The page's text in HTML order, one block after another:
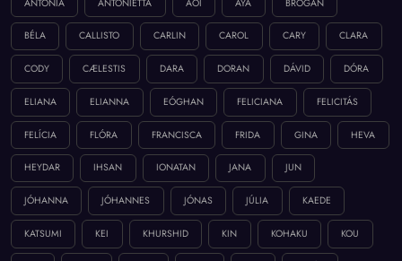
ANTONIA ANTONIETTA AOI AYA BROGAN
BÉLA CALLISTO CARLIN CAROL CARY CLARA
CODY CÆLESTIS DARA DORAN DÁVID DÓRA
ELIANA ELIANNA EÓGHAN FELICIANA FELICITÁS
FELÍCIA FLÓRA FRANCISCA FRIDA GINA HEVA
HEYDAR IHSAN IONATAN JANA JUN
JÓHANNA JÓHANNES JÓNAS JÚLIA KAEDE
KATSUMI KEI KHURSHID KIN KOHAKU KOU